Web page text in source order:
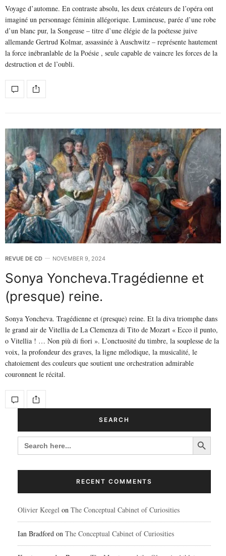
Voyage d’automne. En contraste absolu, les deux créateurs de l’opéra ont
imaginé un personnage féminin allégorique. Lumineuse, parée d’une robe
d’un blanc pur, la Songeuse – titre d’une élégie de la poétesse juive
allemande Gertrud Kolmar, assassinée à Auschwitz – représente hautement
la force inébranlable de la Poésie , seule capable de vaincre les forces de la
destruction et de l’oubli.
REVUE DE CD NOVEMBER 9, 2024
Sonya Yoncheva.Tragédienne et
(presque) reine.
Sonya Yoncheva. Tragédienne et (presque) reine. Et la diva triomphe dans
le grand air de Vitellia de La Clemenza di Tito de Mozart « Ecco il punto,
o Vitellia ! … Non più di fiori ». L’onctuosité du timbre, la souplesse de la
voix, la profondeur des graves, la ligne mélodique, la musicalité, le
chatoiement des couleurs que soutient une orchestration admirable
couronnent le récital.
SEARCH
SEARCH
FOR:
Search Button
RECENT COMMENTS
Olivier Keegel on The Conceptual Cabinet of Curiosities
Ian Bradford on The Conceptual Cabinet of Curiosities